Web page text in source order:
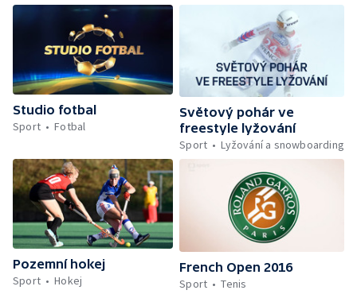
Studio fotbal
Sport
Fotbal
Světový pohár ve
freestyle lyžování
Sport
Lyžování a snowboarding
Pozemní hokej
Sport
Hokej
French Open 2016
Sport
Tenis